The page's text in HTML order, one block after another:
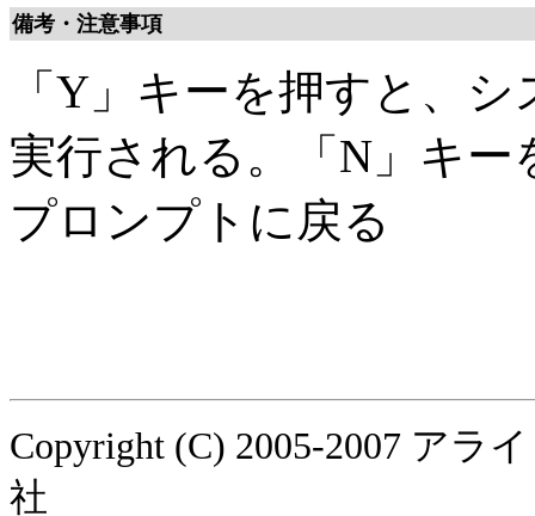
備考・注意事項
「Y」キーを押すと、
実行される。「N」キ
プロンプトに戻る
Copyright (C) 2005-2007 アラ
社